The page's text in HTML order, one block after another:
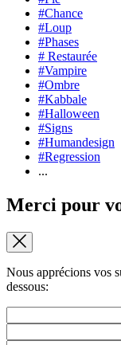
#Chance
#Loup
#Phases
# Restaurée
#Vampire
#Ombre
#Kabbale
#Halloween
#Signs
#Humandesign
#Regression
...
Merci pour
Nous apprécions vos
dessous: